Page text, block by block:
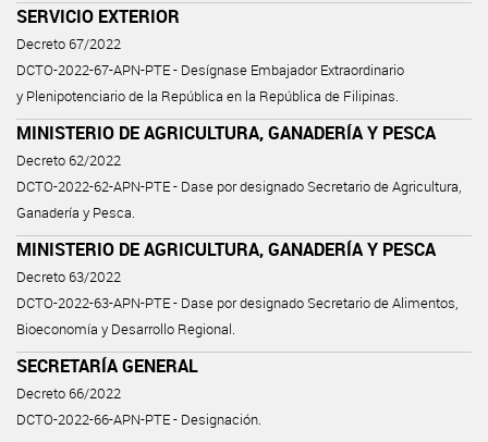
SERVICIO EXTERIOR
Decreto 67/2022
DCTO-2022-67-APN-PTE - Desígnase Embajador Extraordinario
y Plenipotenciario de la República en la República de Filipinas.
MINISTERIO DE AGRICULTURA, GANADERÍA Y PESCA
Decreto 62/2022
DCTO-2022-62-APN-PTE - Dase por designado Secretario de Agricultura,
Ganadería y Pesca.
MINISTERIO DE AGRICULTURA, GANADERÍA Y PESCA
Decreto 63/2022
DCTO-2022-63-APN-PTE - Dase por designado Secretario de Alimentos,
Bioeconomía y Desarrollo Regional.
SECRETARÍA GENERAL
Decreto 66/2022
DCTO-2022-66-APN-PTE - Designación.